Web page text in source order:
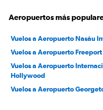
Aeropuertos más
Vuelos a Aeropuerto Nasáu
Vuelos a Aeropuerto
Vuelos a Aeropuerto
Hollywood
Vuelos a Aeropuerto